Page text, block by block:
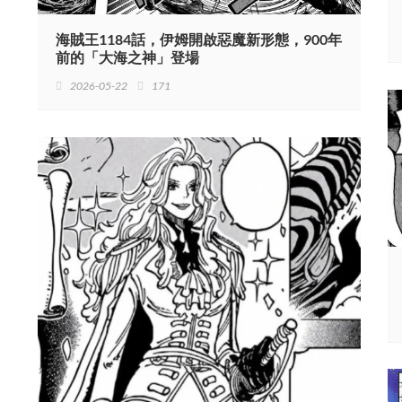
海賊王1184話，伊姆開啟惡魔新形態，900年
前的「大海之神」登場
2026-05-22 171